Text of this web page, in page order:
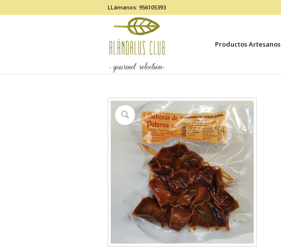
LLámanos: 956105393
Productos Artesanos